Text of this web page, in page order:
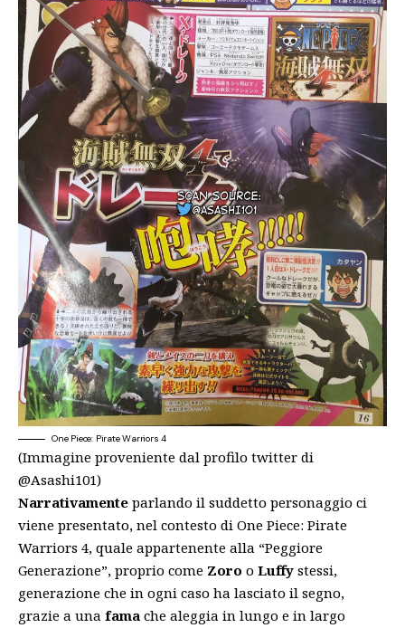
One Piece: Pirate Warriors 4
(Immagine proveniente dal profilo twitter di
@Asashi101)
Narrativamente parlando il suddetto personaggio ci
viene presentato, nel contesto di One Piece: Pirate
Warriors 4, quale appartenente alla “Peggiore
Generazione”, proprio come Zoro o Luffy stessi,
generazione che in ogni caso ha lasciato il segno,
grazie a una fama che aleggia in lungo e in largo